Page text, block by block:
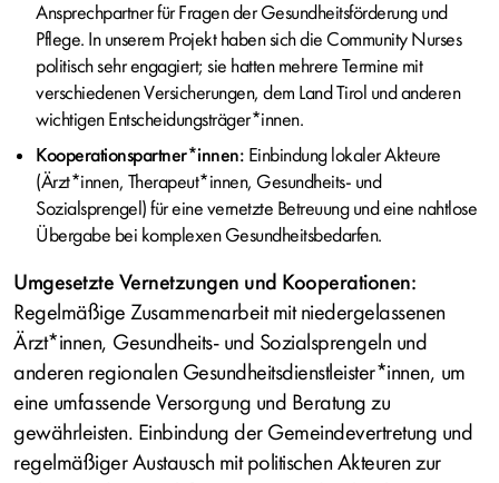
Ansprechpartner für Fragen der Gesundheitsförderung und
Pflege. In unserem Projekt haben sich die Community Nurses
politisch sehr engagiert; sie hatten mehrere Termine mit
verschiedenen Versicherungen, dem Land Tirol und anderen
wichtigen Entscheidungsträger*innen.
Kooperationspartner*innen: Einbindung lokaler Akteure
(Ärzt*innen, Therapeut*innen, Gesundheits- und
Sozialsprengel) für eine vernetzte Betreuung und eine nahtlose
Übergabe bei komplexen Gesundheitsbedarfen.
Umgesetzte Vernetzungen und Kooperationen:
Regelmäßige Zusammenarbeit mit niedergelassenen
Ärzt*innen, Gesundheits- und Sozialsprengeln und
anderen regionalen Gesundheitsdienstleister*innen, um
eine umfassende Versorgung und Beratung zu
gewährleisten. Einbindung der Gemeindevertretung und
regelmäßiger Austausch mit politischen Akteuren zur